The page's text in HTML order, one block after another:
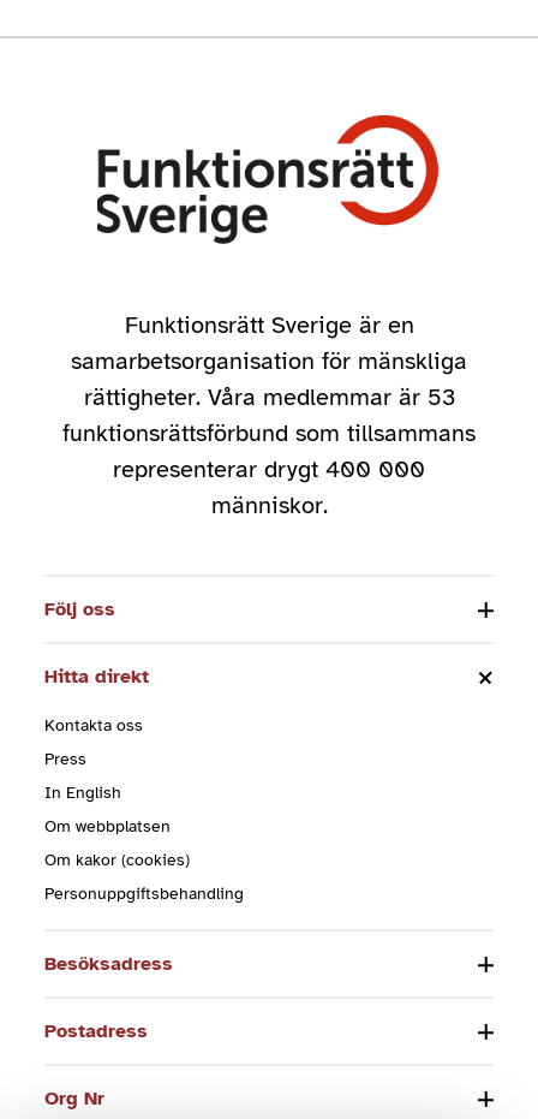
Funktionsrätt Sverige är en
samarbetsorganisation för mänskliga
rättigheter. Våra medlemmar är 53
funktionsrättsförbund som tillsammans
representerar drygt 400 000
människor.
Följ oss
Hitta direkt
Kontakta oss
Press
In English
Om webbplatsen
Om kakor (cookies)
Personuppgiftsbehandling
Besöksadress
Postadress
Org Nr